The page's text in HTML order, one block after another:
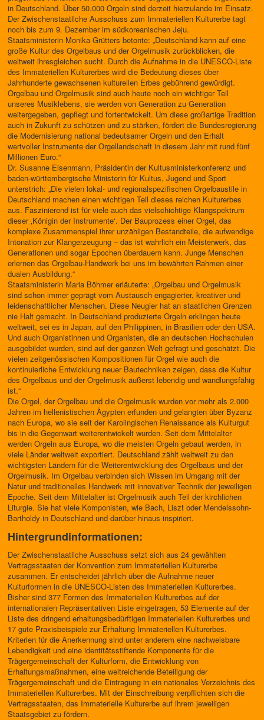
in Deutschland. Über 50.000 Orgeln sind derzeit hierzulande im Einsatz.
Der Zwischenstaatliche Ausschuss zum Immateriellen Kulturerbe tagt
noch bis zum 9. Dezember im südkoreanischen Jeju.
Staatsministerin Monika Grütters betonte: „Deutschland kann auf eine
große Kultur des Orgelbaus und der Orgelmusik zurückblicken, die
weltweit ihresgleichen sucht. Durch die Aufnahme in die UNESCO-Liste
des Immateriellen Kulturerbes wird die Bedeutung dieses über
Jahrhunderte gewachsenen kulturellen Erbes gebührend gewürdigt.
Orgelbau und Orgelmusik sind auch heute noch ein wichtiger Teil
unseres Musiklebens, sie werden von Generation zu Generation
weitergegeben, gepflegt und fortentwickelt. Um diese großartige Tradition
auch in Zukunft zu schützen und zu stärken, fördert die Bundesregierung
die Modernisierung national bedeutsamer Orgeln und den Erhalt
wertvoller Instrumente der Orgellandschaft in diesem Jahr mit rund fünf
Millionen Euro.“
Dr. Susanne Eisenmann, Präsidentin der Kultusministerkonferenz und
baden-württembergische Ministerin für Kultus, Jugend und Sport
unterstrich: „Die vielen lokal- und regionalspezifischen Orgelbaustile in
Deutschland machen einen wichtigen Teil dieses reichen Kulturerbes
aus. Faszinierend ist für viele auch das vielschichtige Klangspektrum
dieser ‚Königin der Instrumente‘. Der Bauprozess einer Orgel, das
komplexe Zusammenspiel ihrer unzähligen Bestandteile, die aufwendige
Intonation zur Klangerzeugung – das ist wahrlich ein Meisterwerk, das
Generationen und sogar Epochen überdauern kann. Junge Menschen
erlernen das Orgelbau-Handwerk bei uns im bewährten Rahmen einer
dualen Ausbildung.“
Staatsministerin Maria Böhmer erläuterte: „Orgelbau und Orgelmusik
sind schon immer geprägt vom Austausch engagierter, kreativer und
leidenschaftlicher Menschen. Diese Neugier hat an staatlichen Grenzen
nie Halt gemacht. In Deutschland produzierte Orgeln erklingen heute
weltweit, sei es in Japan, auf den Philippinen, in Brasilien oder den USA.
Und auch Organistinnen und Organisten, die an deutschen Hochschulen
ausgebildet wurden, sind auf der ganzen Welt gefragt und geschätzt. Die
vielen zeitgenössischen Kompositionen für Orgel wie auch die
kontinuierliche Entwicklung neuer Bautechniken zeigen, dass die Kultur
des Orgelbaus und der Orgelmusik äußerst lebendig und wandlungsfähig
ist.“
Die Orgel, der Orgelbau und die Orgelmusik wurden vor mehr als 2.000
Jahren im hellenistischen Ägypten erfunden und gelangten über Byzanz
nach Europa, wo sie seit der Karolingischen Renaissance als Kulturgut
bis in die Gegenwart weiterentwickelt wurden. Seit dem Mittelalter
werden Orgeln aus Europa, wo die meisten Orgeln gebaut werden, in
viele Länder weltweit exportiert. Deutschland zählt weltweit zu den
wichtigsten Ländern für die Weiterentwicklung des Orgelbaus und der
Orgelmusik. Im Orgelbau verbinden sich Wissen im Umgang mit der
Natur und traditionelles Handwerk mit innovativer Technik der jeweiligen
Epoche. Seit dem Mittelalter ist Orgelmusik auch Teil der kirchlichen
Liturgie. Sie hat viele Komponisten, wie Bach, Liszt oder Mendelssohn-
Bartholdy in Deutschland und darüber hinaus inspiriert.
Hintergrundinformationen:
Der Zwischenstaatliche Ausschuss setzt sich aus 24 gewählten
Vertragsstaaten der Konvention zum Immateriellen Kulturerbe
zusammen. Er entscheidet jährlich über die Aufnahme neuer
Kulturformen in die UNESCO-Listen des Immateriellen Kulturerbes.
Bisher sind 377 Formen des Immateriellen Kulturerbes auf der
internationalen Repräsentativen Liste eingetragen, 53 Elemente auf der
Liste des dringend erhaltungsbedürftigen Immateriellen Kulturerbes und
17 gute Praxisbeispiele zur Erhaltung Immateriellen Kulturerbes.
Kriterien für die Anerkennung sind unter anderem eine nachweisbare
Lebendigkeit und eine identitätsstiftende Komponente für die
Trägergemeinschaft der Kulturform, die Entwicklung von
Erhaltungsmaßnahmen, eine weitreichende Beteiligung der
Trägergemeinschaft und die Eintragung in ein nationales Verzeichnis des
Immateriellen Kulturerbes. Mit der Einschreibung verpflichten sich die
Vertragsstaaten, das Immaterielle Kulturerbe auf ihrem jeweiligen
Staatsgebiet zu fördern.